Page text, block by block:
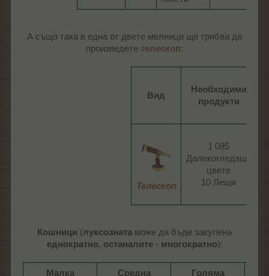
А също така в една от двете мелници ще трябва да
произведете телескоп:
Вид
Необходими
продукти
Телескоп
1 085
Далекогледащо
цвете
10 Лещи​
Кошници (луксозната може да бъде закупена
еднократно, останалите- многократно):
Малка Средна Голяма